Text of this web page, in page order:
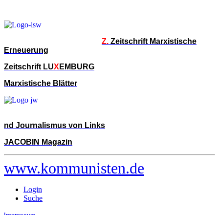
Z. Zeitschrift Marxistische
Erneuerung
Zeitschrift LUX EMBURG
Marxistische Blätter
nd Journalismus von Links
JACOBIN Magazin
www.kommunisten.de
Login
Suche